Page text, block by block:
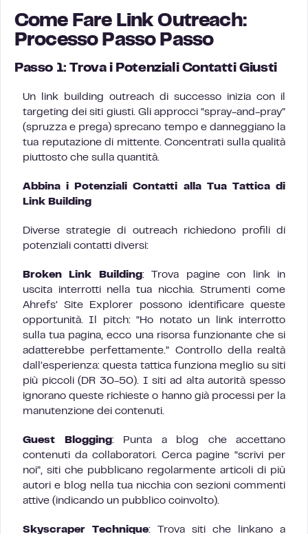
Come Fare Link Outreach:
Processo Passo Passo
Passo 1: Trova i Potenziali Contatti Giusti
Un link building outreach di successo inizia con il
targeting dei siti giusti. Gli approcci “spray-and-pray”
(spruzza e prega) sprecano tempo e danneggiano la
tua reputazione di mittente. Concentrati sulla qualità
piuttosto che sulla quantità.
Abbina i Potenziali Contatti alla Tua Tattica di
Link Building
Diverse strategie di outreach richiedono profili di
potenziali contatti diversi:
Broken Link Building: Trova pagine con link in
uscita interrotti nella tua nicchia. Strumenti come
Ahrefs’ Site Explorer possono identificare queste
opportunità. Il pitch: “Ho notato un link interrotto
sulla tua pagina, ecco una risorsa funzionante che si
adatterebbe perfettamente.” Controllo della realtà
dall’esperienza: questa tattica funziona meglio su siti
più piccoli (DR 30-50). I siti ad alta autorità spesso
ignorano queste richieste o hanno già processi per la
manutenzione dei contenuti.
Guest Blogging: Punta a blog che accettano
contenuti da collaboratori. Cerca pagine “scrivi per
noi”, siti che pubblicano regolarmente articoli di più
autori e blog nella tua nicchia con sezioni commenti
attive (indicando un pubblico coinvolto).
Skyscraper Technique: Trova siti che linkano a